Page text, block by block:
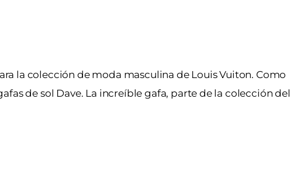
la colección de moda masculina de Louis Vuiton. Como
de sol Dave. La increíble gafa, parte de la colección del